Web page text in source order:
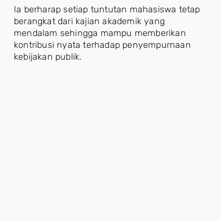
Ia berharap setiap tuntutan mahasiswa tetap
berangkat dari kajian akademik yang
mendalam sehingga mampu memberikan
kontribusi nyata terhadap penyempurnaan
kebijakan publik.